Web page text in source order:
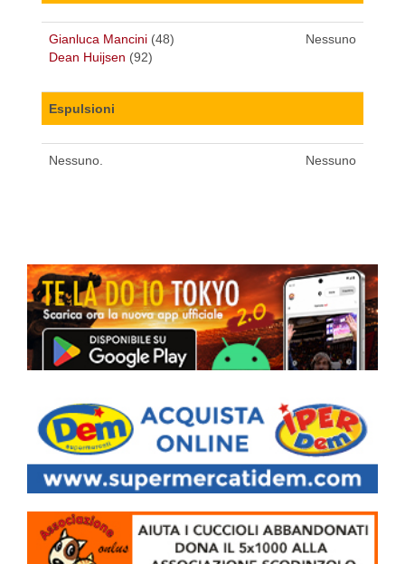
Gianluca Mancini (48)
Dean Huijsen (92)
Nessuno
Espulsioni
Nessuno. Nessuno